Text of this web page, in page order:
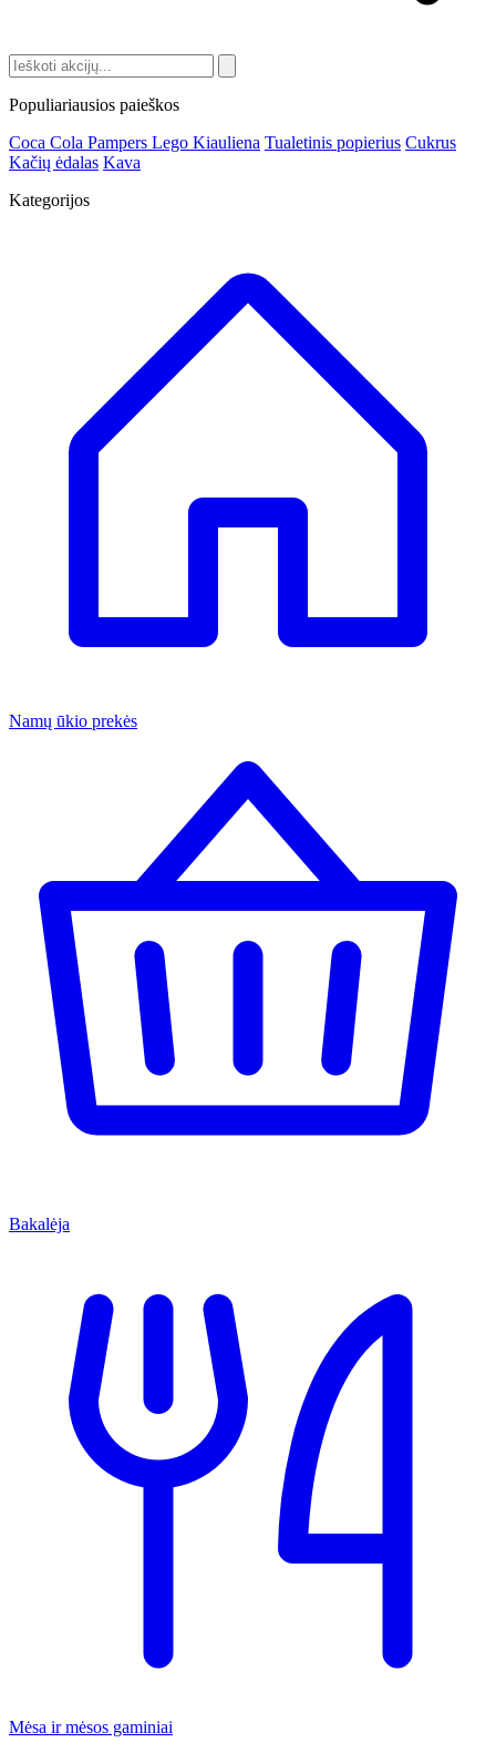
Populiariausios paieškos
Coca Cola Pampers Lego Kiauliena Tualetinis popierius Cukrus
Kačių ėdalas Kava
Kategorijos
Namų ūkio prekės
Bakalėja
Mėsa ir mėsos gaminiai